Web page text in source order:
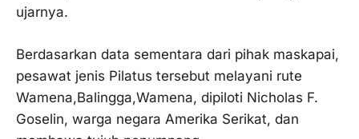
ujarnya.
Berdasarkan data sementara dari pihak maskapai,
pesawat jenis Pilatus tersebut melayani rute
Wamena,Balingga,Wamena, dipiloti Nicholas F.
Goselin, warga negara Amerika Serikat, dan